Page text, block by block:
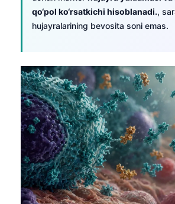
qo‘pol ko‘rsatkichi hisoblanadi.,
hujayralarining bevosita soni emas.